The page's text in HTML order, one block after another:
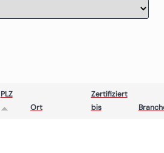
PLZ
Ort
Zertifiziert
bis